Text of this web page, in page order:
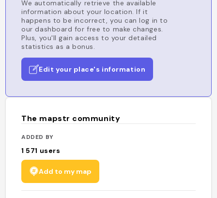
We automatically retrieve the available
information about your location. If it
happens to be incorrect, you can log in to
our dashboard for free to make changes.
Plus, you'll gain access to your detailed
statistics as a bonus.
Edit your place's information
The mapstr community
ADDED BY
1 571 users
Add to my map